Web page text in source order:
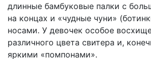
длинные бамбуковые палки с
на концах и «чудные чуни»
носами. У девочек особое
различного цвета свитера и,
яркими «помпонами».